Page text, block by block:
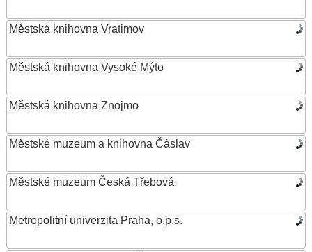
Městská knihovna Vratimov
Městská knihovna Vysoké Mýto
Městská knihovna Znojmo
Městské muzeum a knihovna Čáslav
Městské muzeum Česká Třebová
Metropolitní univerzita Praha, o.p.s.